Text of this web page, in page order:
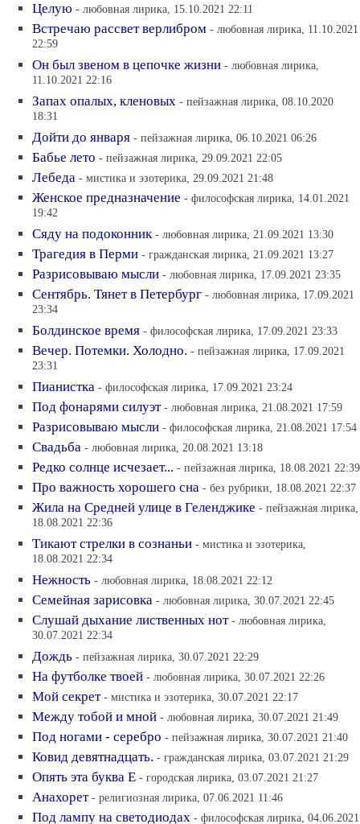
Целую - любовная лирика, 15.10.2021 22:11
Встречаю рассвет верлибром - любовная лирика, 11.10.2021
22:59
Он был звеном в цепочке жизни - любовная лирика,
11.10.2021 22:16
Запах опалых, кленовых - пейзажная лирика, 08.10.2020
18:31
Дойти до января - пейзажная лирика, 06.10.2021 06:26
Бабье лето - пейзажная лирика, 29.09.2021 22:05
Лебеда - мистика и эзотерика, 29.09.2021 21:48
Женское предназначение - философская лирика, 14.01.2021
19:42
Сяду на подоконник - любовная лирика, 21.09.2021 13:30
Трагедия в Перми - гражданская лирика, 21.09.2021 13:27
Разрисовываю мысли - любовная лирика, 17.09.2021 23:35
Сентябрь. Тянет в Петербург - любовная лирика, 17.09.2021
23:34
Болдинское время - философская лирика, 17.09.2021 23:33
Вечер. Потемки. Холодно. - пейзажная лирика, 17.09.2021
23:31
Пианистка - философская лирика, 17.09.2021 23:24
Под фонарями силуэт - любовная лирика, 21.08.2021 17:59
Разрисовываю мысли - философская лирика, 21.08.2021 17:54
Свадьба - любовная лирика, 20.08.2021 13:18
Редко солнце исчезает... - пейзажная лирика, 18.08.2021 22:39
Про важность хорошего сна - без рубрики, 18.08.2021 22:37
Жила на Средней улице в Геленджике - пейзажная лирика,
18.08.2021 22:36
Тикают стрелки в сознаньи - мистика и эзотерика,
18.08.2021 22:34
Нежность - любовная лирика, 18.08.2021 22:12
Семейная зарисовка - любовная лирика, 30.07.2021 22:45
Слушай дыхание лиственных нот - любовная лирика,
30.07.2021 22:34
Дождь - пейзажная лирика, 30.07.2021 22:29
На футболке твоей - любовная лирика, 30.07.2021 22:26
Мой секрет - мистика и эзотерика, 30.07.2021 22:17
Между тобой и мной - любовная лирика, 30.07.2021 21:49
Под ногами - серебро - пейзажная лирика, 30.07.2021 21:40
Ковид девятнадцать. - гражданская лирика, 03.07.2021 21:29
Опять эта буква Е - городская лирика, 03.07.2021 21:27
Анахорет - религиозная лирика, 07.06.2021 11:46
Под лампу на светодиодах - философская лирика, 04.06.2021